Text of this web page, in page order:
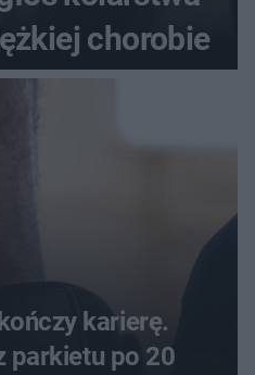
chorobie
karierę.
parkietu po 20